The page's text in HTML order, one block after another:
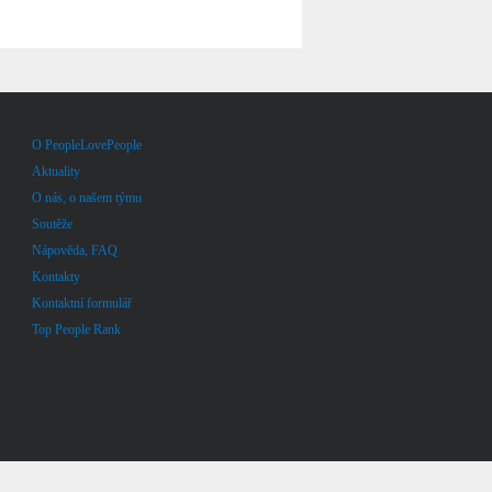
O PeopleLovePeople
Aktuality
O nás, o našem týmu
Soutěže
Nápověda, FAQ
Kontakty
Kontaktní formulář
Top People Rank